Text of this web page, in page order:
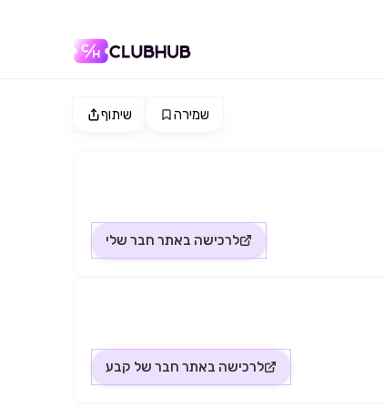
שיתוף שמירה
לרכישה באתר חבר שלי
לרכישה באתר חבר של קבע